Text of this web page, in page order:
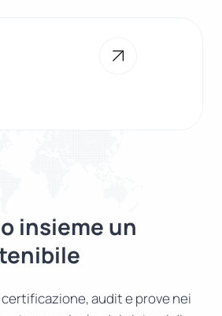
insieme un
audit e prove nei